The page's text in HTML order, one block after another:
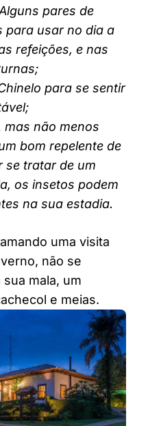
pares de
para usar no dia a
refeições, e nas
para se sentir
mas não menos
bom repelente de
se tratar de um
os insetos podem
na sua estadia.
uma visita
não se
mala, um
e meias.